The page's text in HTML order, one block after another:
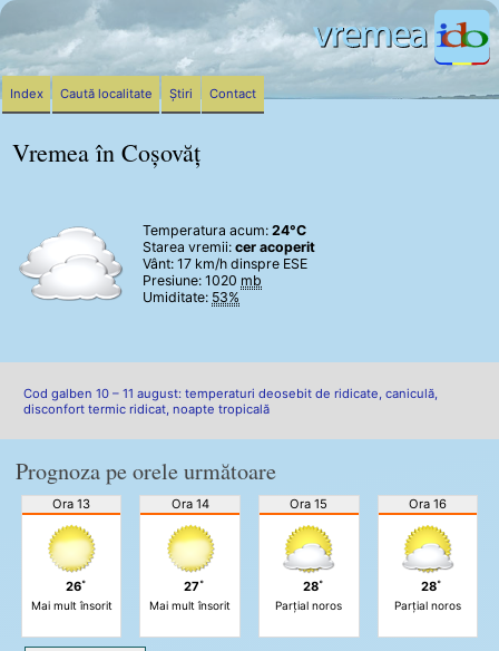
Vremea în Coșovăț
Temperatura acum: 24°C
Starea vremii: cer acoperit
Vânt: 17 km/h dinspre ESE
Presiune: 1020 mb
Umiditate: 53%
Cod galben 10 – 11 august: temperaturi deosebit de ridicate, caniculă,
disconfort termic ridicat, noapte tropicală
Prognoza pe orele următoare
Ora 13
26˚
Mai mult însorit
Ora 14
27˚
Mai mult însorit
Ora 15
28˚
Parțial noros
Ora 16
28˚
Parțial noros
Index Caută localitate Știri Contact